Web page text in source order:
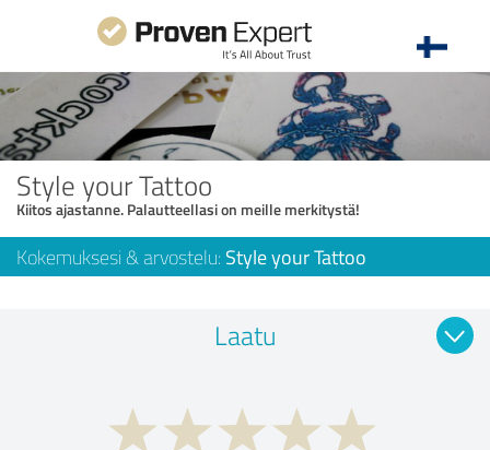
Style your Tattoo
Kiitos ajastanne. Palautteellasi on meille merkitystä!
Kokemuksesi & arvostelu: Style your Tattoo
Laatu